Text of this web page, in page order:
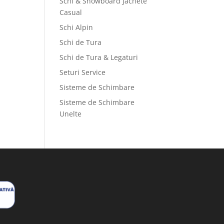
Casual
Schi Alpin
Schi de Tura
Schi de Tura & Legaturi
Seturi Service
Sisteme de Schimbare
Sisteme de Schimbare
Unelte